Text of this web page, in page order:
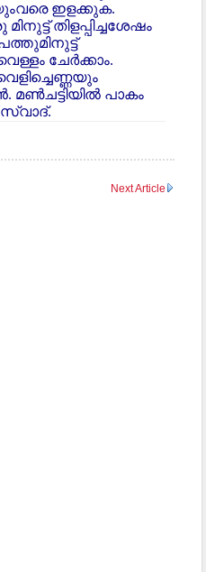
ഇളക്കുക.
തിളപ്പിച്ചശേഷം
ചേര്‍ക്കാം.
മണ്‍ചട്ടിയില്‍ പാകം
Next Article